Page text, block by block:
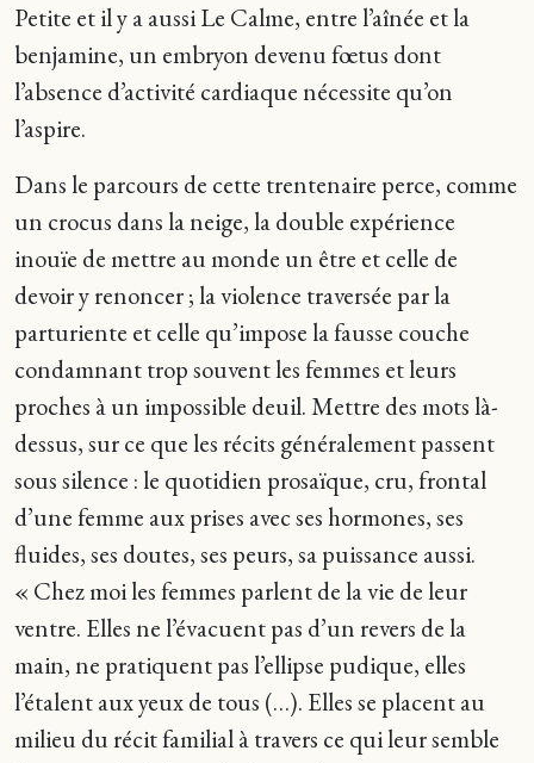
Petite et il y a aussi Le Calme, entre l’aînée et la
benjamine, un embryon devenu fœtus dont
l’absence d’activité cardiaque nécessite qu’on
l’aspire.
Dans le parcours de cette trentenaire perce, comme
un crocus dans la neige, la double expérience
inouïe de mettre au monde un être et celle de
devoir y renoncer ; la violence traversée par la
parturiente et celle qu’impose la fausse couche
condamnant trop souvent les femmes et leurs
proches à un impossible deuil. Mettre des mots là-
dessus, sur ce que les récits généralement passent
sous silence : le quotidien prosaïque, cru, frontal
d’une femme aux prises avec ses hormones, ses
fluides, ses doutes, ses peurs, sa puissance aussi.
« Chez moi les femmes parlent de la vie de leur
ventre. Elles ne l’évacuent pas d’un revers de la
main, ne pratiquent pas l’ellipse pudique, elles
l’étalent aux yeux de tous (…). Elles se placent au
milieu du récit familial à travers ce qui leur semble